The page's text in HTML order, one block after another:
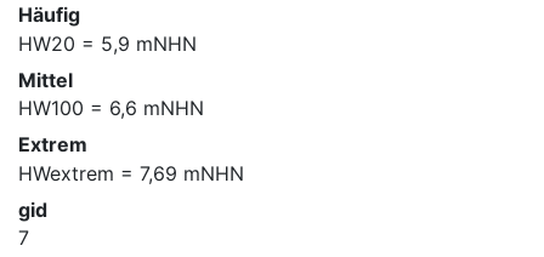
Häufig
HW20 = 5,9 mNHN
Mittel
HW100 = 6,6 mNHN
Extrem
HWextrem = 7,69 mNHN
gid
7